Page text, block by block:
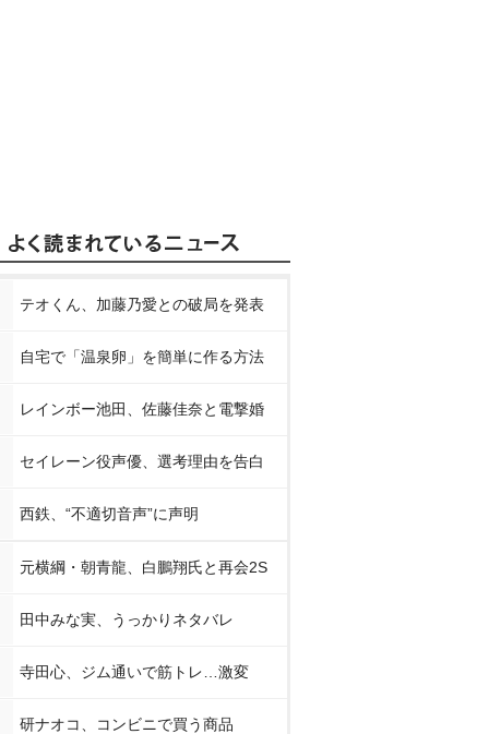
テオくん、加藤乃愛との破局を発表
自宅で「温泉卵」を簡単に作る方法
レインボー池田、佐藤佳奈と電撃婚
セイレーン役声優、選考理由を告白
西鉄、“不適切音声”に声明
元横綱・朝青龍、白鵬翔氏と再会2S
田中みな実、うっかりネタバレ
寺田心、ジム通いで筋トレ…激変
研ナオコ、コンビニで買う商品